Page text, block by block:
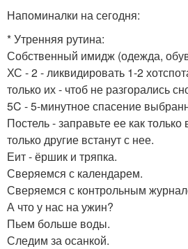
Напоминалки на сегодня:
* Утренняя рутина:
Собственный имидж (одежда,
ХС - 2 - ликвидировать 1-2
только их - чтоб не разгорались
5C - 5-минутное спасение
Постель - заправьте ее как только
только другие встанут с нее.
Еит - ёршик и тряпка.
Сверяемся с календарем.
Сверяемся с контрольным
А что у нас на ужин?
Пьем больше воды.
Следим за осанкой.